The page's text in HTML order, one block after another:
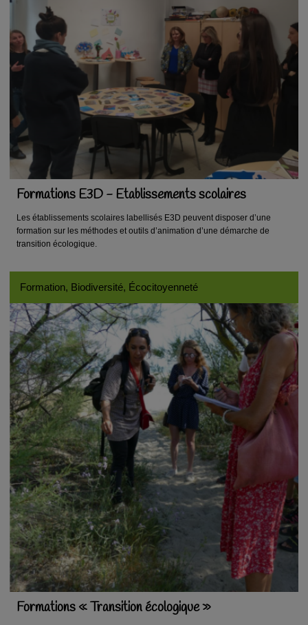
Formations E3D - Etablissements scolaires
Les établissements scolaires labellisés E3D peuvent disposer d’une
formation sur les méthodes et outils d’animation d’une démarche de
transition écologique.
Formation, Biodiversité, Écocitoyenneté
Formations « Transition écologique »